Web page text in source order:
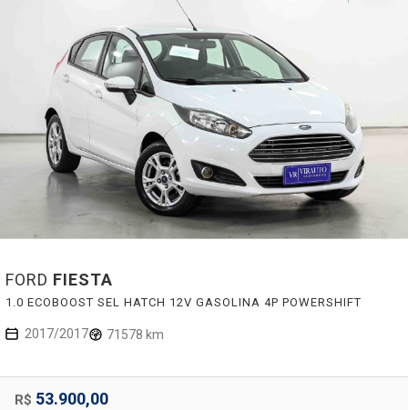
FORD FIESTA
1.0 ECOBOOST SEL HATCH 12V GASOLINA 4P POWERSHIFT
2017/2017 71578 km
R$ 53.900,00